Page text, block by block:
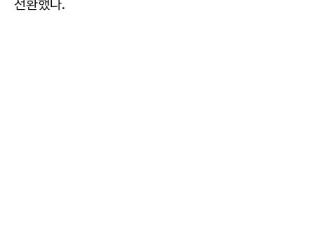
전환했다.